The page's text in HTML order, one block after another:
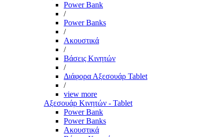
Power Bank
/
Power Banks
/
Ακουστικά
/
Βάσεις Κινητών
/
Διάφορα Αξεσουάρ Tablet
/
view more
Αξεσουάρ Κινητών - Tablet
Power Bank
Power Banks
Ακουστικά